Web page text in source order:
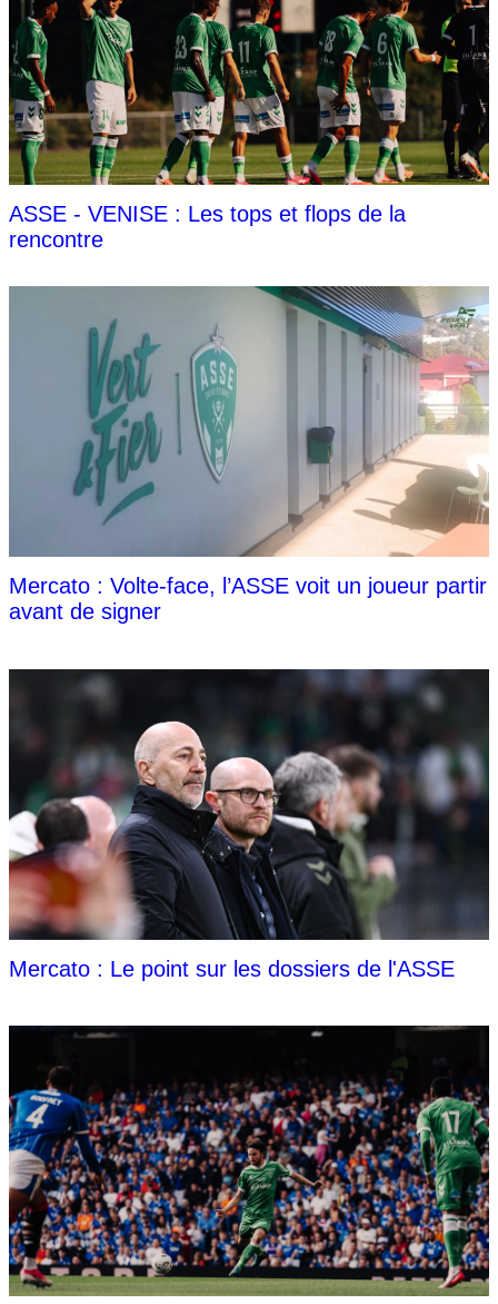
ASSE - VENISE : Les tops et flops de la
rencontre
Mercato : Volte-face, l’ASSE voit un joueur partir
avant de signer
Mercato : Le point sur les dossiers de l'ASSE